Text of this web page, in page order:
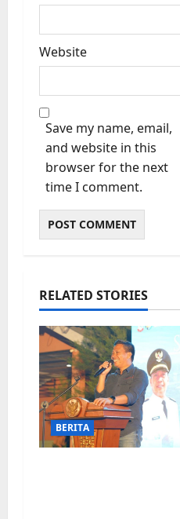
Website
Save my name, email,
and website in this
browser for the next
time I comment.
RELATED STORIES
BERITA